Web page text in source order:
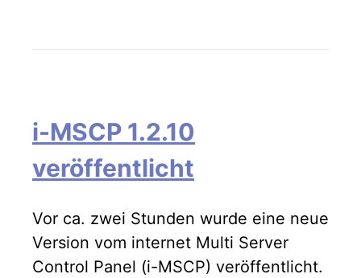
i-MSCP 1.2.10
veröffentlicht
Vor ca. zwei Stunden wurde eine neue
Version vom internet Multi Server
Control Panel (i-MSCP) veröffentlicht.